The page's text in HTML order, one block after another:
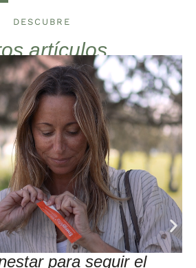
DESCUBRE
artículos
para seguir el